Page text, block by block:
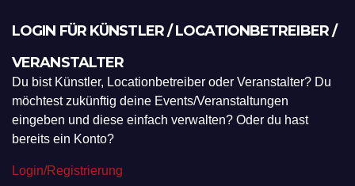
LOGIN FÜR KÜNSTLER / LOCATIONBETREIBER /
VERANSTALTER
Du bist Künstler, Locationbetreiber oder Veranstalter? Du
möchtest zukünftig deine Events/Veranstaltungen
eingeben und diese einfach verwalten? Oder du hast
bereits ein Konto?
Login/Registrierung